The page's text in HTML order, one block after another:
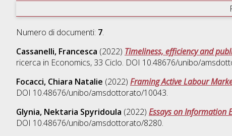
Numero di documenti: 7.
Cassanelli, Francesca (2022) Timeliness, efficiency and
ricerca in Economics, 33 Ciclo. DOI 10.48676/unibo/
Focacci, Chiara Natalie (2022) Framing Active Labour
DOI 10.48676/unibo/amsdottorato/10043.
Glynia, Nektaria Spyridoula (2022) Essays on Information
DOI 10.48676/unibo/amsdottorato/8280.